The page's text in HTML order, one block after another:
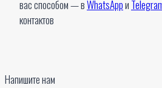
вас способом — вWhatsAppи
контактов
Напишите нам